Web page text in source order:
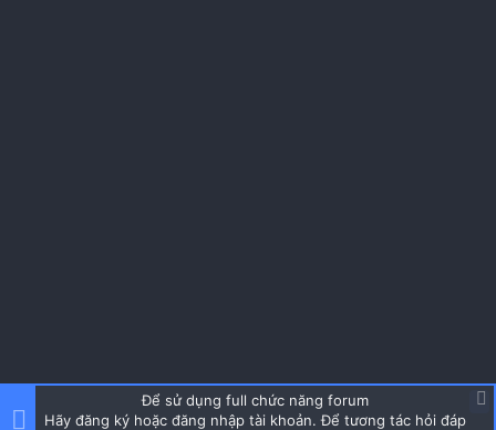
Để sử dụng full chức năng forum
Hãy đăng ký hoặc đăng nhập tài khoản. Để tương tác hỏi đáp